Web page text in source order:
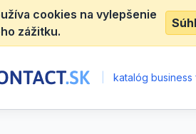
cookies na vylepšenie
zážitku.
katalóg business